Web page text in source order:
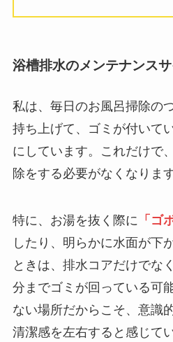
浴槽排水のメンテナンス
私は、毎日のお風呂掃除の
持ち上げて、ゴミが付いて
にしています。これだけで
除をする必要がなくなります
特に、お湯を抜く際に 「ゴ
したり、明らかに水面が下
ときは、排水コアだけでな
分までゴミが回っている可
ない場所だからこそ、意識
清潔感を左右すると感じて